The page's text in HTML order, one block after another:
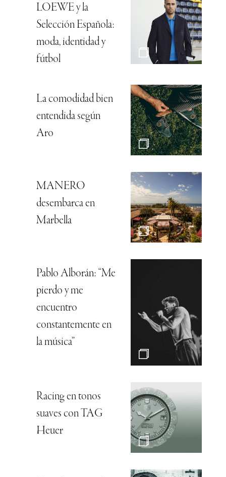
LOEWE y la
Selección Española:
moda, identidad y
fútbol
La comodidad bien
entendida según
Aro
MANERO
desembarca en
Marbella
Pablo Alborán: “Me
pierdo y me
encuentro
constantemente en
la música”
Racing en tonos
suaves con TAG
Heuer